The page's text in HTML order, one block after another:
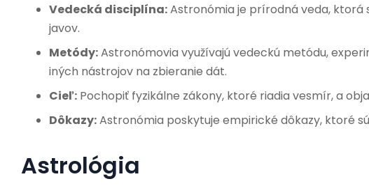
Vedecká disciplína:Astronómia je prírodná veda, ktorá
javov.
Metódy:Astronómovia využívajú vedeckú metódu,
iných nástrojov na zbieranie dát.
Cieľ: Pochopiť fyzikálne zákony, ktoré riadia vesmír, a
Dôkazy:Astronómia poskytuje empirické dôkazy, ktoré
Astrológia